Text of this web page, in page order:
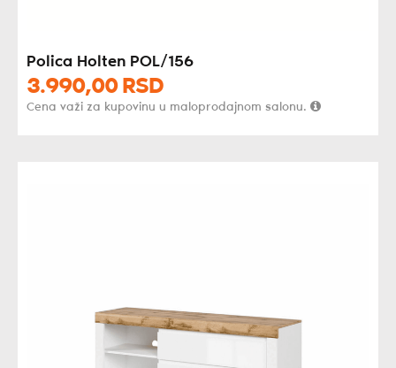
Polica Holten POL/156
3.990,00 RSD
Cena važi za kupovinu u maloprodajnom salonu.